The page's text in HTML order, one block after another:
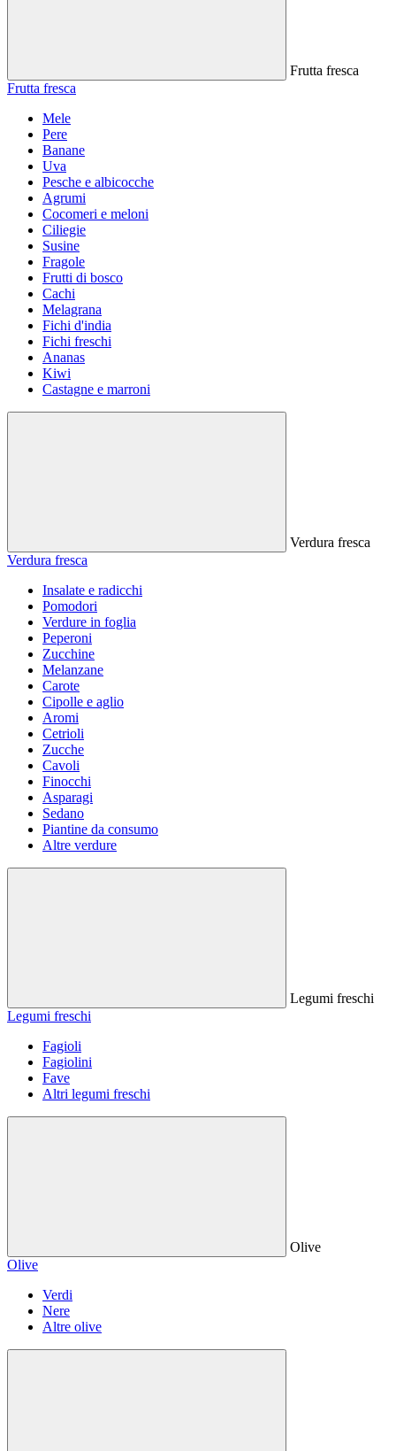
Frutta fresca
Frutta fresca
Mele
Pere
Banane
Uva
Pesche e albicocche
Agrumi
Cocomeri e meloni
Ciliegie
Susine
Fragole
Frutti di bosco
Cachi
Melagrana
Fichi d'india
Fichi freschi
Ananas
Kiwi
Castagne e marroni
Verdura fresca
Verdura fresca
Insalate e radicchi
Pomodori
Verdure in foglia
Peperoni
Zucchine
Melanzane
Carote
Cipolle e aglio
Aromi
Cetrioli
Zucche
Cavoli
Finocchi
Asparagi
Sedano
Piantine da consumo
Altre verdure
Legumi freschi
Legumi freschi
Fagioli
Fagiolini
Fave
Altri legumi freschi
Olive
Olive
Verdi
Nere
Altre olive